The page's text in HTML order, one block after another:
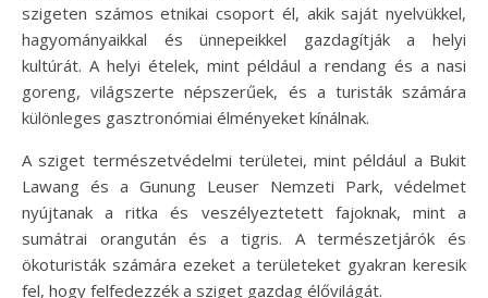
szigeten számos etnikai csoport él, akik saját nyelvükkel,
hagyományaikkal és ünnepeikkel gazdagítják a helyi
kultúrát. A helyi ételek, mint például a rendang és a nasi
goreng, világszerte népszerűek, és a turisták számára
különleges gasztronómiai élményeket kínálnak.
A sziget természetvédelmi területei, mint például a Bukit
Lawang és a Gunung Leuser Nemzeti Park, védelmet
nyújtanak a ritka és veszélyeztetett fajoknak, mint a
sumátrai orangután és a tigris. A természetjárók és
ökoturisták számára ezeket a területeket gyakran keresik
fel, hogy felfedezzék a sziget gazdag élővilágát.